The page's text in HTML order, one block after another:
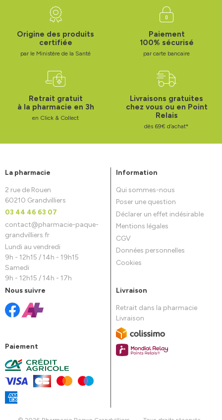
Origine des produits
certifiée
par le Ministère de la Santé
Paiement
100% sécurisé
par carte bancaire
Retrait gratuit
à la pharmacie en 3h
en Click & Collect
Livraisons gratuites
chez vous ou en Point
Relais
dès 69€ d’achat*
La pharmacie
2 rue de Rouen
60210 Grandvilliers
03 44 46 63 07
contact@pharmacie-paque-
grandvilliers.fr
Lundi au vendredi
9h - 12h15 / 14h - 19h15
Samedi
9h - 12h15 / 14h - 17h
Information
Qui sommes-nous
Poser une question
Déclarer un effet indésirable
Mentions légales
CGV
Données personnelles
Cookies
Nous suivre
Paiement
Livraison
Retrait dans la pharmacie
Livraison